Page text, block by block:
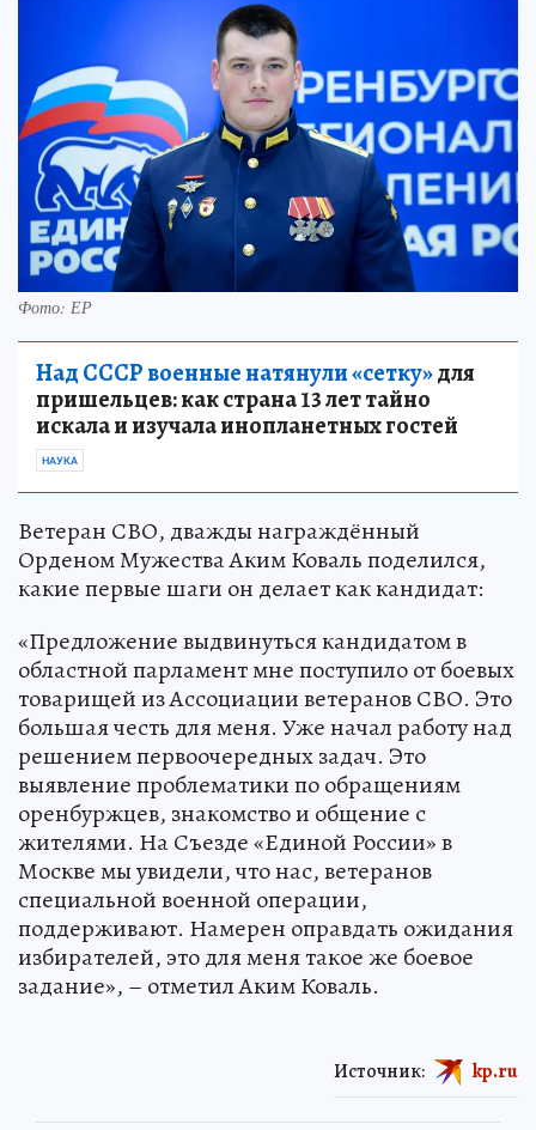
Фото: ЕР
Над СССР военные натянули «сетку»для
пришельцев: как страна 13 лет тайно
искала и изучала инопланетных гостей
НАУКА
Ветеран СВО, дважды награждённый
Орденом Мужества Аким Коваль поделился,
какие первые шаги он делает как кандидат:
«Предложение выдвинуться кандидатом в
областной парламент мне поступило от боевых
товарищей из Ассоциации ветеранов СВО. Это
большая честь для меня. Уже начал работу над
решением первоочередных задач. Это
выявление проблематики по обращениям
оренбуржцев, знакомство и общение с
жителями. На Съезде «Единой России» в
Москве мы увидели, что нас, ветеранов
специальной военной операции,
поддерживают. Намерен оправдать ожидания
избирателей, это для меня такое же боевое
задание», – отметил Аким Коваль.
Источник: kp.ru